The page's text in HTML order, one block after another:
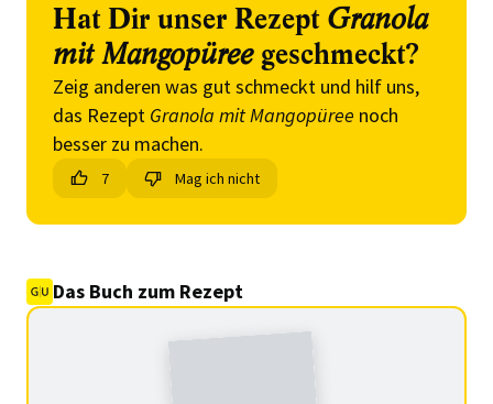
Hat Dir unser Rezept Granola
mit Mangopüreegeschmeckt?
Zeig anderen was gut schmeckt und hilf uns,
das Rezept Granola mit Mangopüree noch
besser zu machen.
7 Mag ich nicht
Das Buch zum Rezept